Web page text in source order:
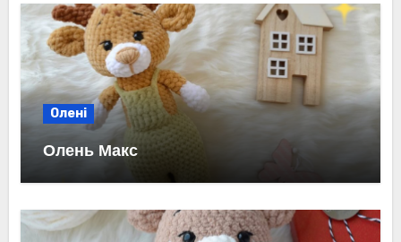
Олені
Олень Макс